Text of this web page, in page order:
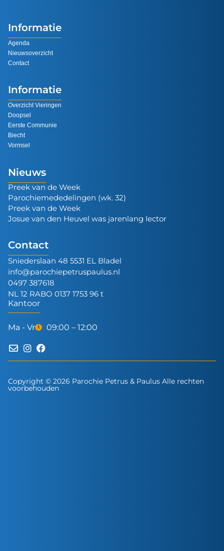
Informatie
Agenda
Nieuwsoverzicht
Contact
Informatie
Overzicht Vieringen
Doopsel
Eerste Communie
Biecht
Vormsel
Nieuws
Preek van de Week
Parochiemededelingen (wk. 32)
Preek van de Week
Josue van den Heuvel was jarenlang lector
Contact
Sniederslaan 48 5531 EL Bladel
info@parochiepetruspaulus.nl
0497 387618
NL 12 RABO 0137 1753 96 t
Kantoor
Ma - Vr 09:00 – 12:00
Copyright © 2026 Parochie Petrus & Paulus Alle rechten
voorbehouden